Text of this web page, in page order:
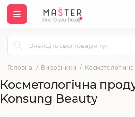
Головна Виробники
Косметологічна
Konsung Beauty